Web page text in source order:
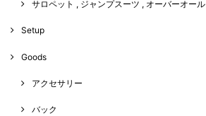
サロペット , ジャンプスーツ , オーバーオール
Setup
Goods
アクセサリー
バック